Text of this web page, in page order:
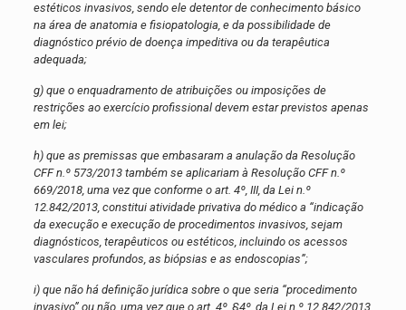
estéticos invasivos, sendo ele detentor de conhecimento básico
na área de anatomia e fisiopatologia, e da possibilidade de
diagnóstico prévio de doença impeditiva ou da terapêutica
adequada;
g) que o enquadramento de atribuições ou imposições de
restrições ao exercício profissional devem estar previstos apenas
em lei;
h) que as premissas que embasaram a anulação da Resolução
CFF n.º 573/2013 também se aplicariam à Resolução CFF n.º
669/2018, uma vez que conforme o art. 4º, III, da Lei n.º
12.842/2013, constitui atividade privativa do médico a “indicação
da execução e execução de procedimentos invasivos, sejam
diagnósticos, terapêuticos ou estéticos, incluindo os acessos
vasculares profundos, as biópsias e as endoscopias”;
i) que não há definição jurídica sobre o que seria “procedimento
invasivo” ou não, uma vez que o art. 4º, §4º, da Lei n.º 12.842/2013